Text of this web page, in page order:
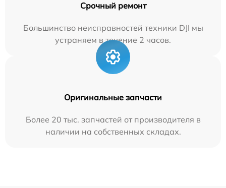
Срочный ремонт
Большинство неисправностей техники DJI мы
устраняем в течение 2 часов.
Оригинальные запчасти
Более 20 тыс. запчастей от производителя в
наличии на собственных складах.